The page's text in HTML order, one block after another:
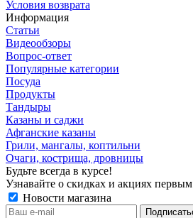
Условия возврата
Информация
Статьи
Видеообзоры
Вопрос-ответ
Популярные категории
Посуда
Продукты
Тандыры
Казаны и саджи
Афганские казаны
Грили, мангалы, коптильни
Очаги, кострища, дровницы
Будьте всегда в курсе!
Узнавайте о скидках и акциях первым
Новости магазина